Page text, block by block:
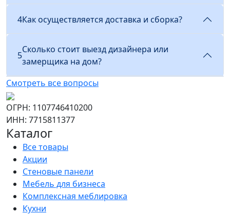
4Как осуществляется доставка и сборка?
5
Сколько стоит выезд дизайнера или
замерщика на дом?
Смотреть все вопросы
ОГРН: 1107746410200
ИНН: 7715811377
Каталог
Все товары
Акции
Стеновые панели
Мебель для бизнеса
Комплексная меблировка
Кухни